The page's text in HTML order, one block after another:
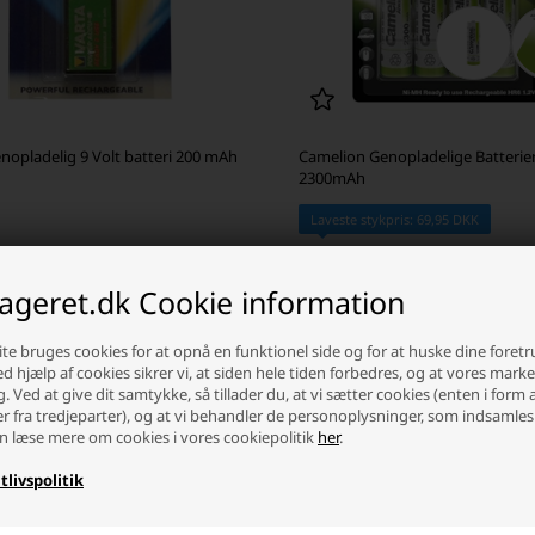
Cookie information
bruges cookies for at opnå en funktionel side og for at huske dine
hjælp af cookies sikrer vi, at siden hele tiden forbedres, og at vores
Ved at give dit samtykke, så tillader du, at vi sætter cookies (enten i form
fra tredjeparter), og at vi behandler de personoplysninger, som
læse mere om cookies i vores cookiepolitik her.
9 Volt batteri 200 mAh
mandag
+
Camelion Genopladelige
2300mAh
Laveste stykpris: 69,95 DKK
75,00 DKK
På lager
- +